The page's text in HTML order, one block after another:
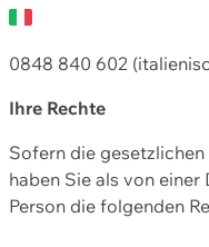
0848 840 602
Ihre Rechte
Sofern die
haben Sie als von
Person die folgenden